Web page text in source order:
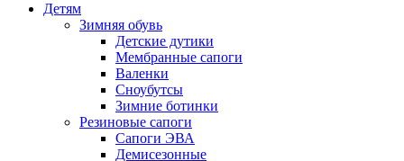
Детям
Зимняя обувь
Детские дутики
Мембранные сапоги
Валенки
Сноубутсы
Зимние ботинки
Резиновые сапоги
Сапоги ЭВА
Демисезонные